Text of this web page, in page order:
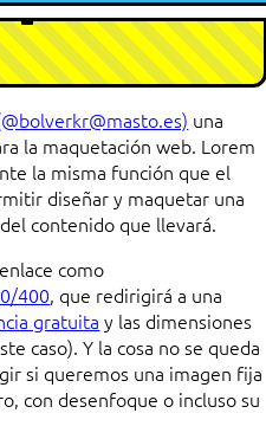
una
la maquetación web. Lorem
la misma función que el
diseñar y maquetar una
contenido que llevará.
como
400, que redirigirá a una
gratuita y las dimensiones
caso). Y la cosa no se queda
si queremos una imagen fija
con desenfoque o incluso su